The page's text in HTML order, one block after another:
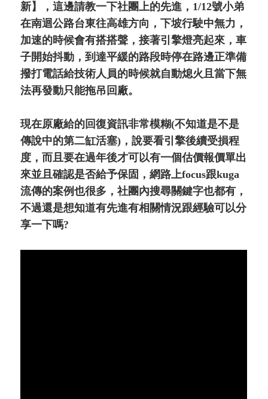
新】，這邊請教一下社團上的先進，1/12號小弟
在南迴公路台東往高雄方向，下坡行駛中無力，
加速的時候會有搭搭聲，接著引擎燈亮起來，車
子開始抖動，到達平緩的路段時停在路邊正準備
撥打電話給技術人員的時候就自動熄火且當下無
法再發動只能拖吊回廠。
現在原廠給的回復資訊非常模糊(不知道是不是
傳說中的第二缸活塞)，說要看引擎後續受損程
度，而且要在過年後才可以有一個估價報價單出
來並且確認是否給予保固，網路上focus跟kuga
流傳的案例也很多，社團內搜尋關鍵字也都有，
不過還是想知道有先進有相關情況跟經驗可以分
享一下嗎?